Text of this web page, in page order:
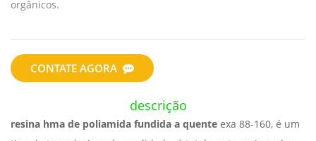
orgânicos.
CONTATE AGORA
descrição
resina hma de poliamida fundida a quente exa 88-160, é um